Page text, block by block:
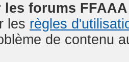
forums FFAAA
les règles
de contenu